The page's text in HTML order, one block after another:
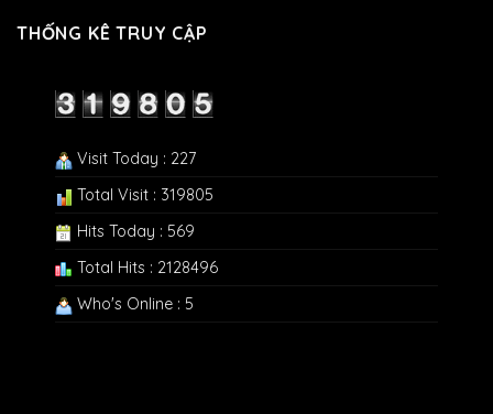
THỐNG KÊ TRUY CẬP
Visit Today : 227
Total Visit : 319805
Hits Today : 569
Total Hits : 2128496
Who's Online : 5